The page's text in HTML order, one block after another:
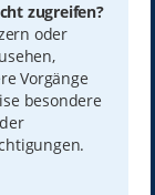
zugreifen?
oder
Vorgänge
besondere